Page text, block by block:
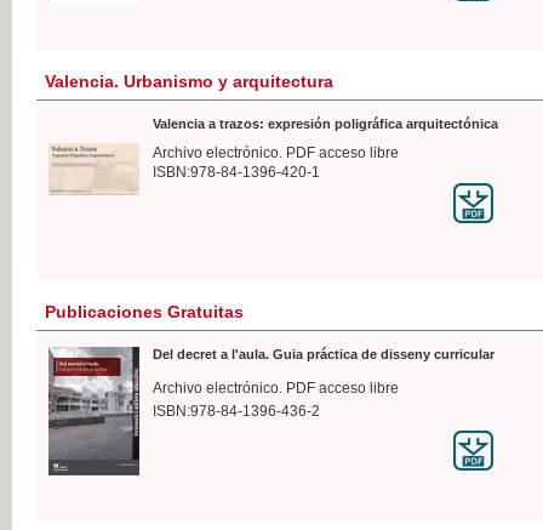
Valencia. Urbanismo y arquitectura
Valencia a trazos: expresión poligráfica arquitectónica
Archivo electrónico. PDF acceso libre
ISBN:978-84-1396-420-1
Publicaciones Gratuitas
Del decret a l'aula. Guia práctica de disseny curricular
Archivo electrónico. PDF acceso libre
ISBN:978-84-1396-436-2